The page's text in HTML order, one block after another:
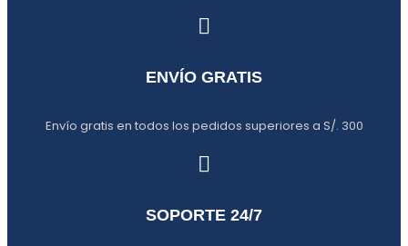
ENVÍO GRATIS
Envío gratis en todos los pedidos superiores a S/. 300
SOPORTE 24/7